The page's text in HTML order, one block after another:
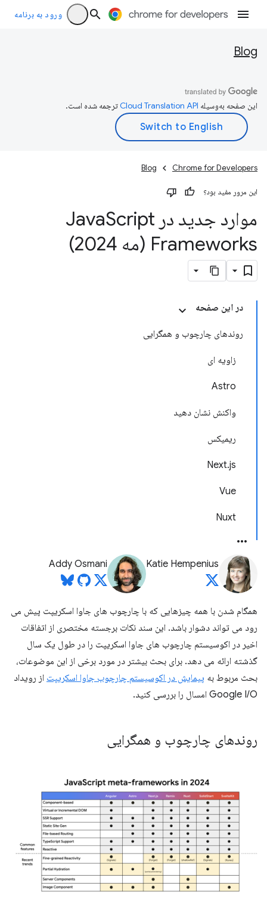
ورود به برنامه
Blog
این صفحه به‌وسیله ترجمه شده است.
Chrome for Developers
Blog
این مرور مفید بود؟
موارد جدید در Java Script
Frameworks (مه 2024)
در این صفحه
روندهای چارچوب و همگرایی
زاویه ای
Astro
واکنش نشان دهید
ریمیکس
Next.js
Vue
Nuxt
Katie Hempenius
Addy Osmani
همگام شدن با همه چیزهایی که با چارچوب های جاوا اسکریپت پیش می
رود می تواند دشوار باشد. این سند نکات برجسته مختصری از اتفاقات
اخیر در اکوسیستم چارچوب های جاوا اسکریپت را در طول یک سال
گذشته ارائه می دهد. برای بحث بیشتر در مورد برخی از این موضوعات،
بحث مربوط به پیمایش در اکوسیستم چارچوب جاوا اسکریپت از رویداد
Google I/O امسال را بررسی کنید.
روندهای چارچوب و همگرایی